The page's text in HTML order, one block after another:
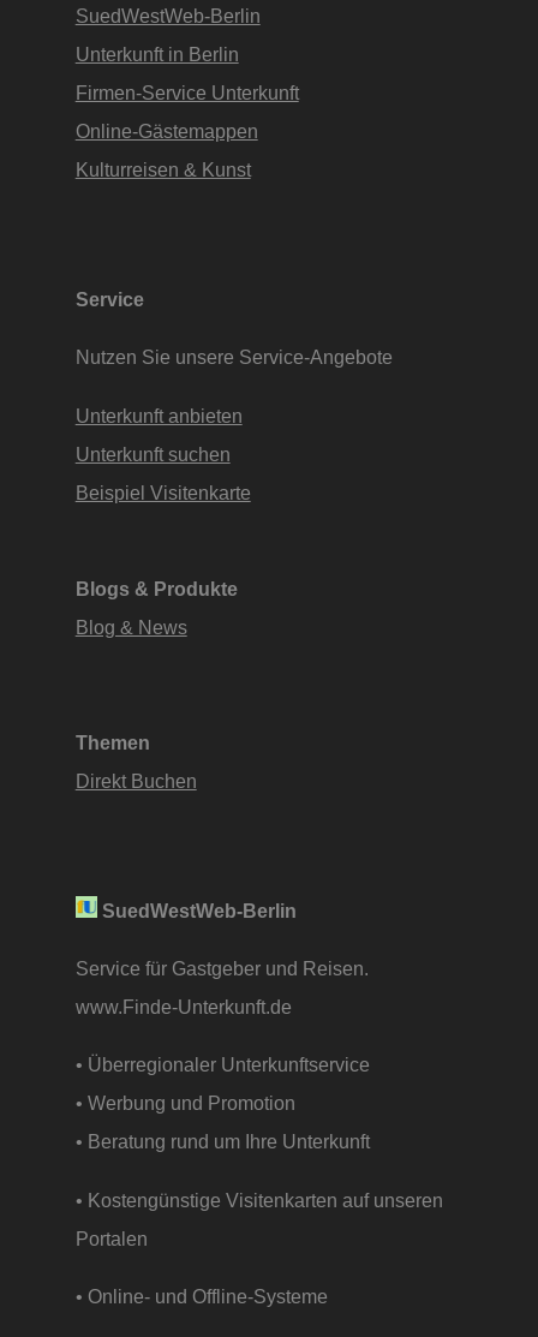
SuedWestWeb-Berlin
Unterkunft in Berlin
Firmen-Service Unterkunft
Online-Gästemappen
Kulturreisen & Kunst
Service
Nutzen Sie unsere Service-Angebote
Unterkunft anbieten
Unterkunft suchen
Beispiel Visitenkarte
Blogs & Produkte
Blog & News
Themen
Direkt Buchen
SuedWestWeb-Berlin
Service für Gastgeber und Reisen.
www.Finde-Unterkunft.de
• Überregionaler Unterkunftservice
• Werbung und Promotion
• Beratung rund um Ihre Unterkunft
• Kostengünstige Visitenkarten auf unseren
Portalen
• Online- und Offline-Systeme